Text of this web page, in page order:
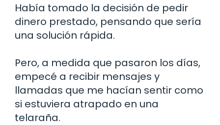
Había tomado la decisión de pedir
dinero prestado, pensando que sería
una solución rápida.
Pero, a medida que pasaron los días,
empecé a recibir mensajes y
llamadas que me hacían sentir como
si estuviera atrapado en una
telaraña.